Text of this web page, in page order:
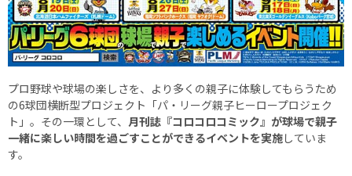
プロ野球や球場の楽しさを、より多くの親子に体験してもらうため
の6球団横断型プロジェクト「パ・リーグ親子ヒーロープロジェク
ト」。その一環として、 月刊誌『コロコロコミック』が球場で親子
一緒に楽しい時間を過ごすことができるイベントを実施していま
す。